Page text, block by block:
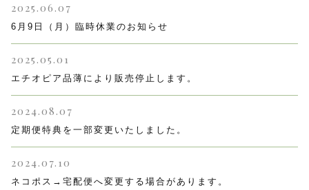
2025.06.07
6月9日（月）臨時休業のお知らせ
2025.05.01
エチオピア品薄により販売停止します。
2024.08.07
定期便特典を一部変更いたしました。
2024.07.10
ネコポス→宅配便へ変更する場合があります。
ルオントレウナ会員様限定
お楽しみBOX
KUTEのおやつ箱